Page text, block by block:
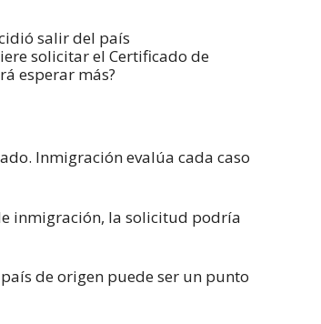
salir del país
solicitar el Certificado de
esperar más?
Inmigración evalúa cada caso
inmigración, la solicitud podría
de origen puede ser un punto